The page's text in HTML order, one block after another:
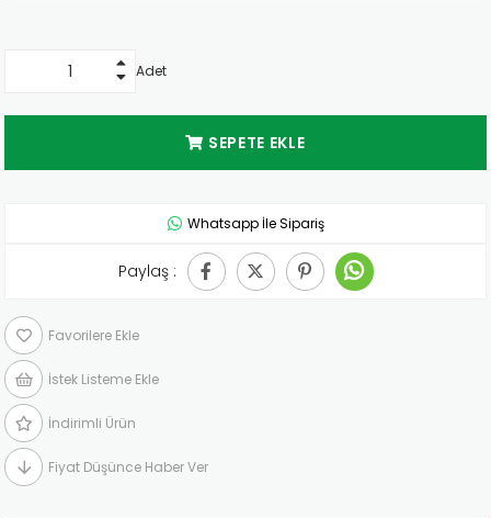
Adet
Whatsapp İle Sipariş
Paylaş :
Favorilere Ekle
İstek Listeme Ekle
İndirimli Ürün
Fiyat Düşünce Haber Ver